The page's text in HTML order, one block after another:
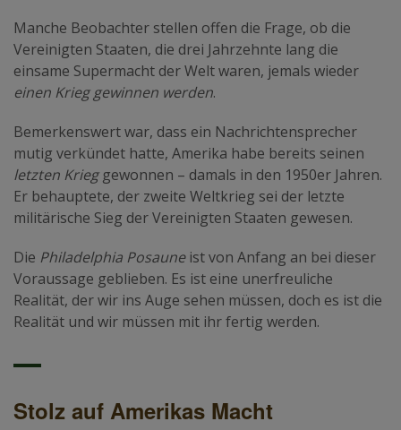
Manche Beobachter stellen offen die Frage, ob die
Vereinigten Staaten, die drei Jahrzehnte lang die
einsame Supermacht der Welt waren, jemals wieder
einen Krieg gewinnen werden.
Bemerkenswert war, dass ein Nachrichtensprecher
mutig verkündet hatte, Amerika habe bereits seinen
letzten Krieggewonnen – damals in den 1950er Jahren.
Er behauptete, der zweite Weltkrieg sei der letzte
militärische Sieg der Vereinigten Staaten gewesen.
Die Philadelphia Posauneist von Anfang an bei dieser
Voraussage geblieben. Es ist eine unerfreuliche
Realität, der wir ins Auge sehen müssen, doch es ist die
Realität und wir müssen mit ihr fertig werden.
Stolz auf Amerikas Macht